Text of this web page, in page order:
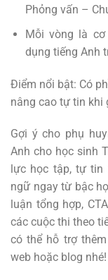
Phỏng vấn –
Mỗi vòng là
dụng tiếng Anh
Điểm nổi bật: Có
nâng cao tự tin khi
Gợi ý cho phụ
Anh cho học sinh
lực học tập, tự
ngữ ngay từ bậc
luận tổng hợp,
các cuộc thi theo
có thể hỗ trợ
web hoặc blog nhé!